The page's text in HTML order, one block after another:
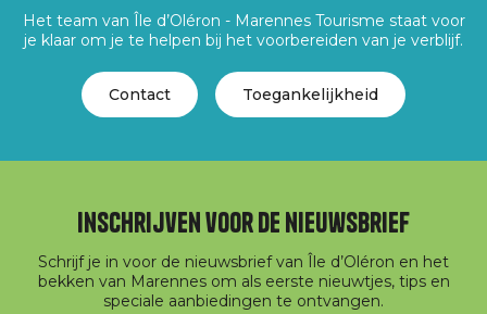
Het team van Île d’Oléron - Marennes Tourisme staat voor
je klaar om je te helpen bij het voorbereiden van je verblijf.
Contact Toegankelijkheid
Inschrijven voor de nieuwsbrief
Schrijf je in voor de nieuwsbrief van Île d’Oléron en het
bekken van Marennes om als eerste nieuwtjes, tips en
speciale aanbiedingen te ontvangen.